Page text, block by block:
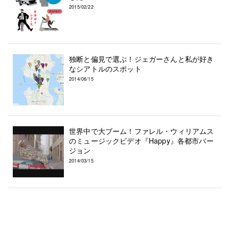
2015/02/22
独断と偏見で選ぶ！ジェガーさんと私が好き
なシアトルのスポット
2014/06/15
世界中で大ブーム！ファレル・ウィリアムス
のミュージックビデオ『Happy』各都市バー
ジョン
2014/03/15